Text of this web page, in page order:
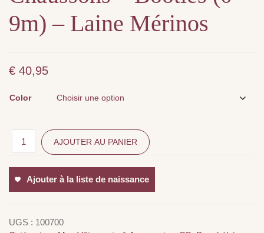
9m) – Laine Mérinos
€ 40,95
Color
AJOUTER AU PANIER
Ajouter à la liste de naissance
UGS : 100700